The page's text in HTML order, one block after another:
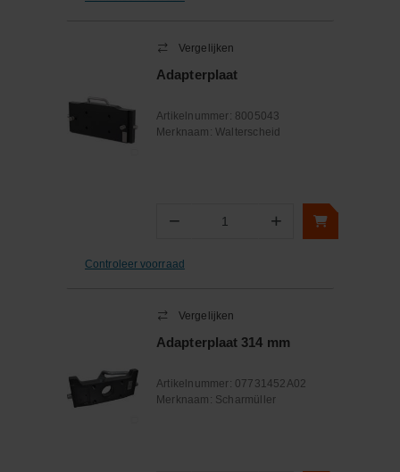
Vergelijken
Adapterplaat
Artikelnummer: 8005043
Merknaam: Walterscheid
− Aantal +
Controleer voorraad
Vergelijken
Adapterplaat 314 mm
Artikelnummer: 07731452A02
Merknaam: Scharmüller